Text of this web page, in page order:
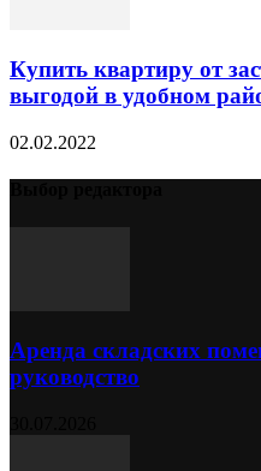
Купить квартиру от
выгодой в удобном
02.02.2022
Аренда складских
руководство